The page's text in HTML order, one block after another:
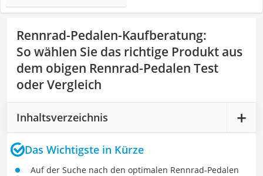
Rennrad-Pedalen-Kaufberatung:
So wählen Sie das richtige Produkt aus
dem obigen Rennrad-Pedalen Test
oder Vergleich
Inhaltsverzeichnis
Das Wichtigste in Kürze
Auf der Suche nach den optimalen Rennrad-Pedalen